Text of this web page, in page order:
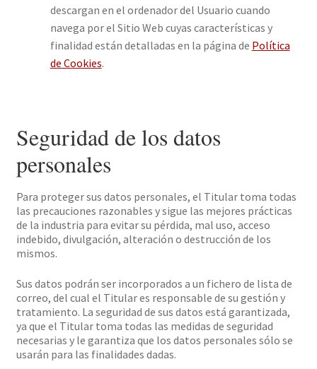
descargan en el ordenador del Usuario cuando
navega por el Sitio Web cuyas características y
finalidad están detalladas en la página de Política
de Cookies.
Seguridad de los datos
personales
Para proteger sus datos personales, el Titular toma todas
las precauciones razonables y sigue las mejores prácticas
de la industria para evitar su pérdida, mal uso, acceso
indebido, divulgación, alteración o destrucción de los
mismos.
Sus datos podrán ser incorporados a un fichero de lista de
correo, del cual el Titular es responsable de su gestión y
tratamiento. La seguridad de sus datos está garantizada,
ya que el Titular toma todas las medidas de seguridad
necesarias y le garantiza que los datos personales sólo se
usarán para las finalidades dadas.